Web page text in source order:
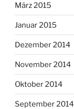
März 2015
Januar 2015
Dezember 2014
November 2014
Oktober 2014
September 2014